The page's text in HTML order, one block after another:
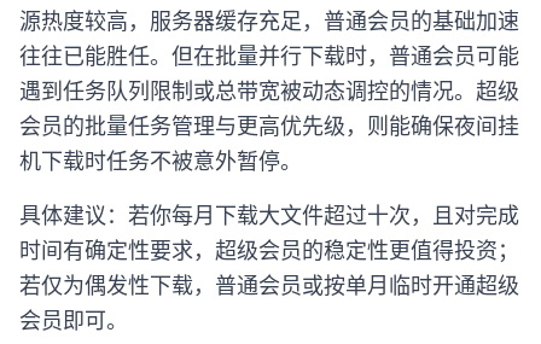
源热度较高，服务器缓存充足，普通会员的基础加速
往往已能胜任。但在批量并行下载时，普通会员可能
遇到任务队列限制或总带宽被动态调控的情况。超级
会员的批量任务管理与更高优先级，则能确保夜间挂
机下载时任务不被意外暂停。
具体建议：若你每月下载大文件超过十次，且对完成
时间有确定性要求，超级会员的稳定性更值得投资；
若仅为偶发性下载，普通会员或按单月临时开通超级
会员即可。